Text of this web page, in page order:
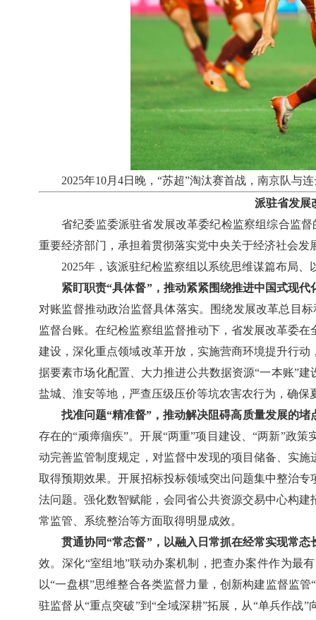
2025年10月4日晚，“苏超”淘汰赛首战，南京队与
派驻省发展
省纪委监委派驻省发展改革委纪检监察组综合监
重要经济部门，承担着贯彻落实党中央关于经济社会发
2025年，该派驻纪检监察组以系统思维谋篇布局
紧盯职责“具体督”，推动紧紧围绕推进中国式现
对账监督推动政治监督具体落实。围绕发展改革总目
监督台账。在纪检监察组监督推动下，省发展改革委
建设，深化重点领域改革开放，实施营商环境提升行
据要素市场化配置、大力推进公共数据资源“一本账”
盐城、淮安等地，严查压级压价等坑农害农行为，确
找准问题“精准督”，推动解决阻碍高质量发展的堵
存在的“顽瘴痼疾”。开展“两重”项目建设、“两新”政
动完善监管制度规定，对监督中发现的项目储备、实
取得预期效果。开展招标投标领域突出问题集中整治
法问题。强化数智赋能，会同省公共资源交易中心构
常监管、系统整治等方面取得明显成效。
贯通协同“常态督”，以融入日常抓在经常实现常态
效。深化“室组地”联动办案机制，把查办案件作为最
以“一盘棋”思维整合各类监督力量，创新构建监督监
驻监督从“重点突破”到“全域深耕”拓展，从“单兵作战